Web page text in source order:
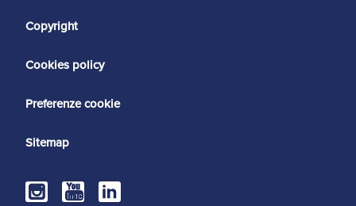
Copyright
Cookies policy
Preferenze cookie
Sitemap